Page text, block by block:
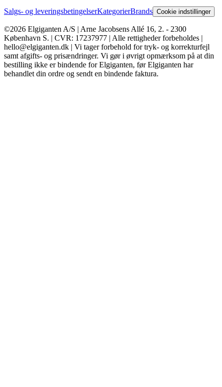
Salgs- og leveringsbetingelserKategorierBrands Cookie indstillinger
©2026 Elgiganten A/S | Arne Jacobsens Allé 16, 2. - 2300
København S. | CVR: 17237977 | Alle rettigheder forbeholdes |
hello@elgiganten.dk | Vi tager forbehold for tryk- og korrekturfejl
samt afgifts- og prisændringer. Vi gør i øvrigt opmærksom på at din
bestilling ikke er bindende for Elgiganten, før Elgiganten har
behandlet din ordre og sendt en bindende faktura.